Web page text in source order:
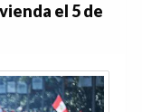
el 5 de